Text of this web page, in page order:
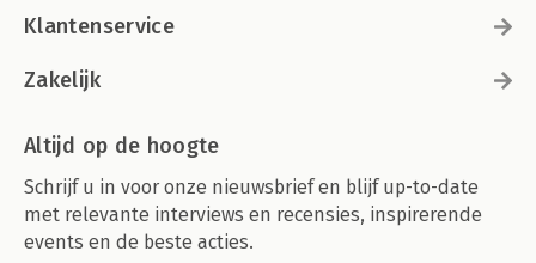
Klantenservice
Zakelijk
Altijd op de hoogte
Schrijf u in voor onze nieuwsbrief en blijf up-to-date
met relevante interviews en recensies, inspirerende
events en de beste acties.